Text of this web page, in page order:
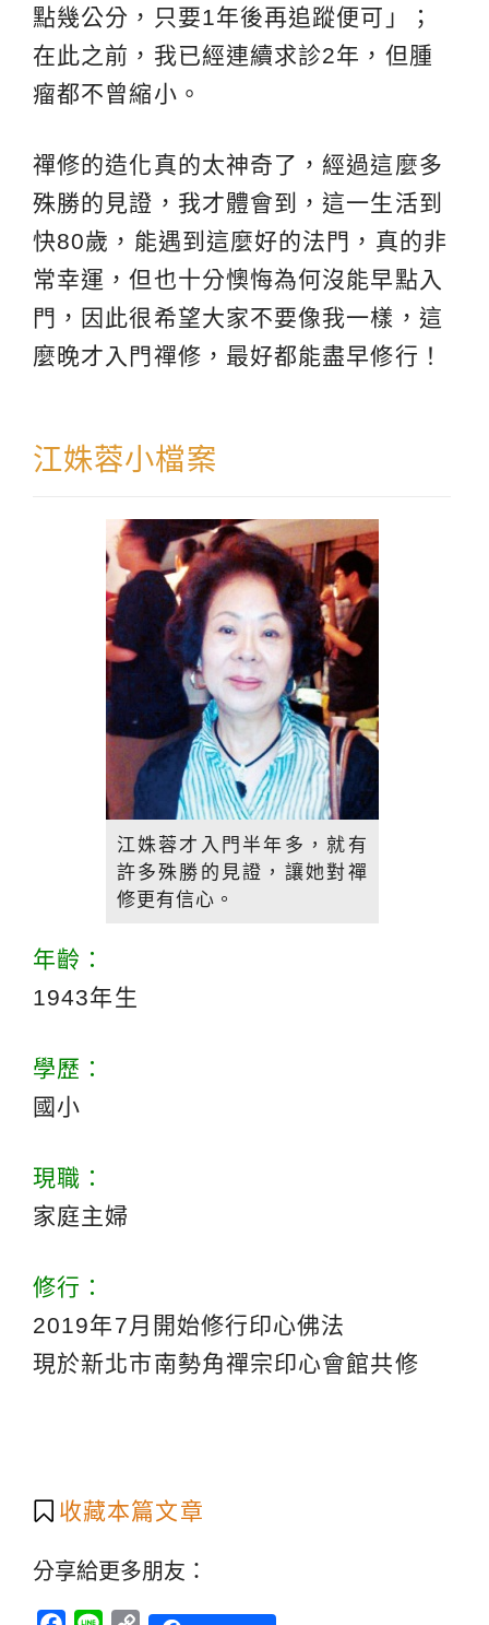
點幾公分，只要1年後再追蹤便可」；
在此之前，我已經連續求診2年，但腫
瘤都不曾縮小。
禪修的造化真的太神奇了，經過這麼多
殊勝的見證，我才體會到，這一生活到
快80歲，能遇到這麼好的法門，真的非
常幸運，但也十分懊悔為何沒能早點入
門，因此很希望大家不要像我一樣，這
麼晚才入門禪修，最好都能盡早修行！
江姝蓉小檔案
江姝蓉才入門半年多，就有
許多殊勝的見證，讓她對禪
修更有信心。
年齡：
1943年生
學歷：
國小
現職：
家庭主婦
修行：
2019年7月開始修行印心佛法
現於新北市南勢角禪宗印心會館共修
收藏本篇文章
分享給更多朋友：